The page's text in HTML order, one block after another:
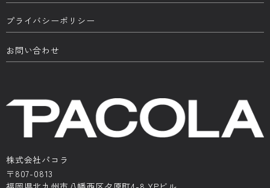
株式会社パコラ
〒807-0813
プライバシーポリシー
お問い合わせ